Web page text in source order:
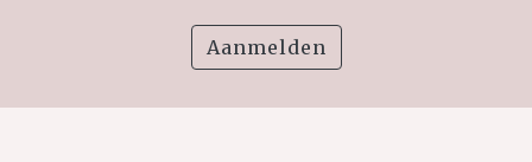
Aanmelden